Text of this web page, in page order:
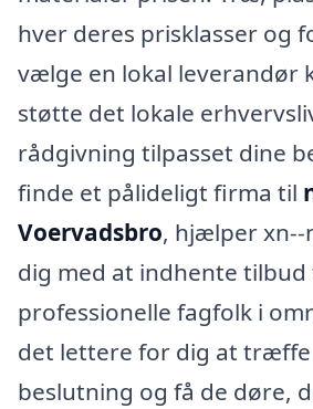
hver deres prisklasser og
vælge en lokal leverandør
støtte det lokale
rådgivning tilpasset dine
finde et pålideligt firma til
Voervadsbro, hjælper xn--
dig med at indhente tilbud
professionelle fagfolk i
det lettere for dig at
beslutning og få de døre,